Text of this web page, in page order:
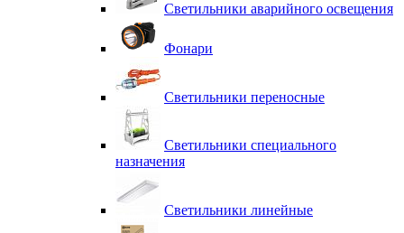
Светильники аварийного освещения
Фонари
Светильники переносные
Светильники специального
назначения
Светильники линейные